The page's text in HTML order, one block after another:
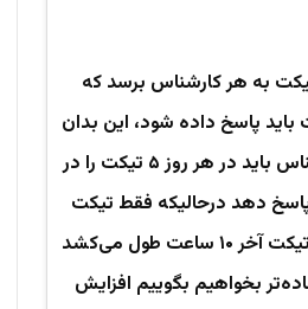
اگر روزانه ۵ تیکت به هر کارشناس برسد که
پاسخ داده شود، این بدان
معناست که هر کارشناس باید در هر روز ۵ تیکت را در
ساعته پاسخ دهد درحالیکه فقط تیکت
اول ۲ ساعته است و تیکت آخر ۱۰ ساعت طول می‌کشد
بخواهیم بگوییم افزایش